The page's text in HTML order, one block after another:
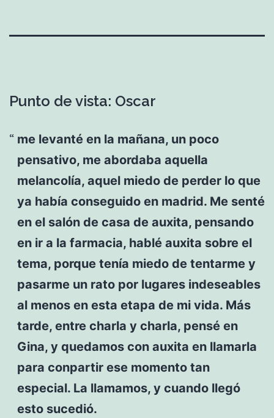
Punto de vista: Oscar
me levanté en la mañana, un poco
pensativo, me abordaba aquella
melancolía, aquel miedo de perder lo que
ya había conseguido en madrid. Me senté
en el salón de casa de auxita, pensando
en ir a la farmacia, hablé auxita sobre el
tema, porque tenía miedo de tentarme y
pasarme un rato por lugares indeseables
al menos en esta etapa de mi vida. Más
tarde, entre charla y charla, pensé en
Gina, y quedamos con auxita en llamarla
para conpartir ese momento tan
especial. La llamamos, y cuando llegó
esto sucedió.